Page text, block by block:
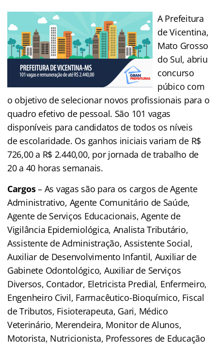
A Prefeitura
de Vicentina,
Mato Grosso
do Sul, abriu
concurso
púbico com
o objetivo de selecionar novos profissionais para o
quadro efetivo de pessoal. São 101 vagas
disponíveis para candidatos de todos os níveis
de escolaridade. Os ganhos iniciais variam de R$
726,00 a R$ 2.440,00, por jornada de trabalho de
20 a 40 horas semanais.
Cargos– As vagas são para os cargos de Agente
Administrativo, Agente Comunitário de Saúde,
Agente de Serviços Educacionais, Agente de
Vigilância Epidemiológica, Analista Tributário,
Assistente de Administração, Assistente Social,
Auxiliar de Desenvolvimento Infantil, Auxiliar de
Gabinete Odontológico, Auxiliar de Serviços
Diversos, Contador, Eletricista Predial, Enfermeiro,
Engenheiro Civil, Farmacêutico-Bioquímico, Fiscal
de Tributos, Fisioterapeuta, Gari, Médico
Veterinário, Merendeira, Monitor de Alunos,
Motorista, Nutricionista, Professores de Educação